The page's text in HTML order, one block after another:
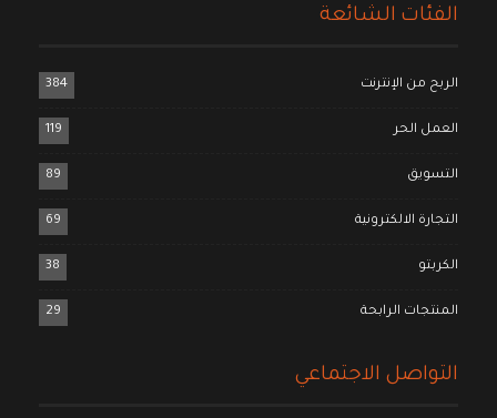
الفئات الشائعة
الربح من الإنترنت 384
العمل الحر 119
التسويق 89
التجارة الالكترونية 69
الكربتو 38
المنتجات الرابحة 29
التواصل الاجتماعي